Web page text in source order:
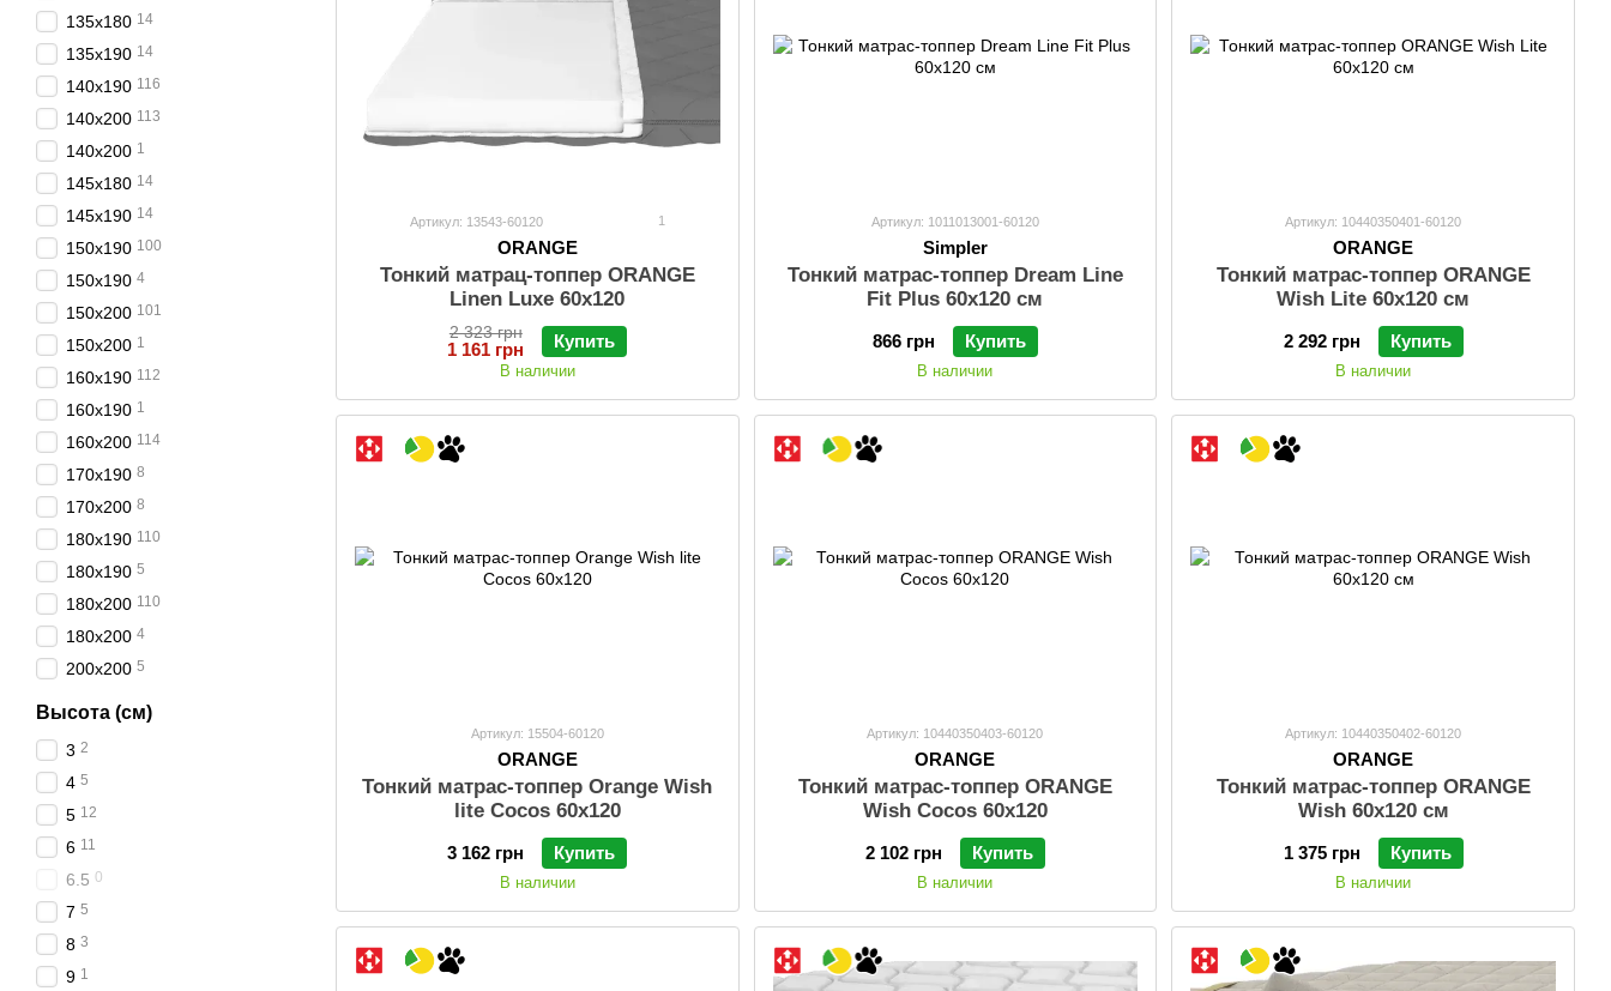
Артикул: 13543-60120 1
ORANGE
Тонкий матрац-топпер ORANGE
Linen Luxe 60x120
2 323 грн
1 161 грн Купить
В наличии
Артикул: 1011013001-60120
Simpler
Тонкий матрас-топпер Dream Line
Fit Plus 60х120 см
866 грн Купить
В наличии
Артикул: 10440350401-60120
ORANGE
Тонкий матраc-топпер ORANGE
Wish Lite 60x120 см
2 292 грн Купить
В наличии
Артикул: 15504-60120
ORANGE
Тонкий матраc-топпер Orange Wish
lite Cocos 60x120
3 162 грн Купить
В наличии
Артикул: 10440350403-60120
ORANGE
Тонкий матраc-топпер ORANGE
Wish Cocos 60x120
2 102 грн Купить
В наличии
Артикул: 10440350402-60120
ORANGE
Тонкий матраc-топпер ORANGE
Wish 60x120 см
1 375 грн Купить
В наличии
135х180 14
135х190 14
140х190 116
140х200 113
140x200 1
145х180 14
145х190 14
150х190 100
150x190 4
150х200 101
150x200 1
160х190 112
160x190 1
160х200 114
170х190 8
170х200 8
180х190 110
180x190 5
180х200 110
180x200 4
200х200 5
Высота (см)
3 2
4 5
5 12
6 11
6.5 0
7 5
8 3
9 1